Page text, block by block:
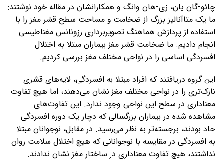
چائو-گان یان، زی-هان وانگ و همکارانشان در مقاله خود نوشتند:
ما یک متاآنالیز بزرگ از ضخامت و مساحت سطح قشر مغز را با
استفاده از پردازش هماهنگ تصویربرداری رزونانس مغناطیسی
انجام دادیم. ما ضخامت قشر مغز بیماران مبتلا به اختلال
افسردگی اساسی را در نواحی مختلف مغز بررسی کردیم.
این گروه دریافتند که افراد مبتلا به افسردگی، لایه‌های قشری
نازک‌تری را در نواحی مختلف مغز نشان می‌دهند، اما هیچ تفاوت
معناداری در سطح این نواحی وجود ندارد. این تفاوت‌های
مشاهده شده در بیماران بزرگسالی که دچار یک دوره افسردگی
حاد بودند، برجسته‌تر به نظر می‌رسید. در مقابل، نوجوانان مبتلا
به افسردگی در مقایسه با نوجوانانی که هیچ اختلال سلامت روان
نداشتند، هیچ تفاوت معناداری در ساختار مغز نشان ندادند.